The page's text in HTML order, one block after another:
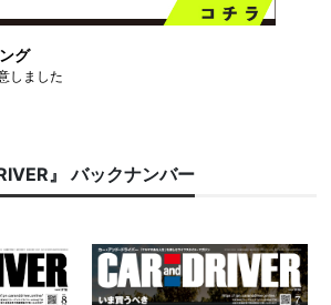
グ
しました
』 バックナンバー